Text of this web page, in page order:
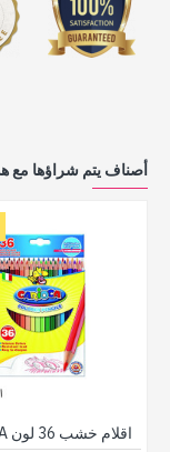
أصناف يتم شراؤها مع